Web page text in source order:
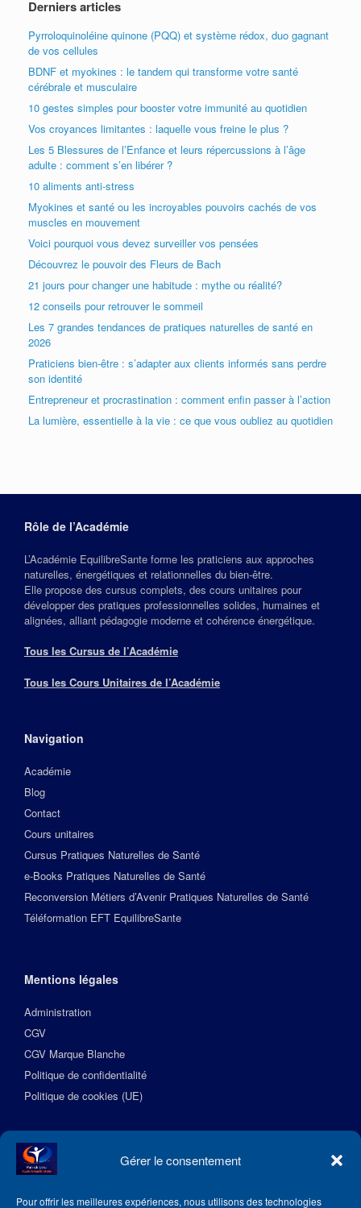
Gérer le consentement
Pour offrir les meilleures expériences, nous utilisons des technologies
Derniers articles
Pyrroloquinoléine quinone (PQQ) et système rédox, duo gagnant
de vos cellules
BDNF et myokines : le tandem qui transforme votre santé
cérébrale et musculaire
10 gestes simples pour booster votre immunité au quotidien
Vos croyances limitantes : laquelle vous freine le plus ?
Les 5 Blessures de l’Enfance et leurs répercussions à l’âge
adulte : comment s’en libérer ?
10 aliments anti-stress
Myokines et santé ou les incroyables pouvoirs cachés de vos
muscles en mouvement
Voici pourquoi vous devez surveiller vos pensées
Découvrez le pouvoir des Fleurs de Bach
21 jours pour changer une habitude : mythe ou réalité?
12 conseils pour retrouver le sommeil
Les 7 grandes tendances de pratiques naturelles de santé en
2026
Praticiens bien-être : s’adapter aux clients informés sans perdre
son identité
Entrepreneur et procrastination : comment enfin passer à l’action
La lumière, essentielle à la vie : ce que vous oubliez au quotidien
Rôle de l’Académie
L’Académie EquilibreSante forme les praticiens aux approches
naturelles, énergétiques et relationnelles du bien‑être.
Elle propose des cursus complets, des cours unitaires pour
développer des pratiques professionnelles solides, humaines et
alignées, alliant pédagogie moderne et cohérence énergétique.
Tous les Cursus de l’Académie
Tous les Cours Unitaires de l’Académie
Navigation
Académie
Blog
Contact
Cours unitaires
Cursus Pratiques Naturelles de Santé
e-Books Pratiques Naturelles de Santé
Reconversion Métiers d’Avenir Pratiques Naturelles de Santé
Téléformation EFT EquilibreSante
Mentions légales
Administration
CGV
CGV Marque Blanche
Politique de confidentialité
Politique de cookies (UE)
Suivez l’Académie EquilibreSante